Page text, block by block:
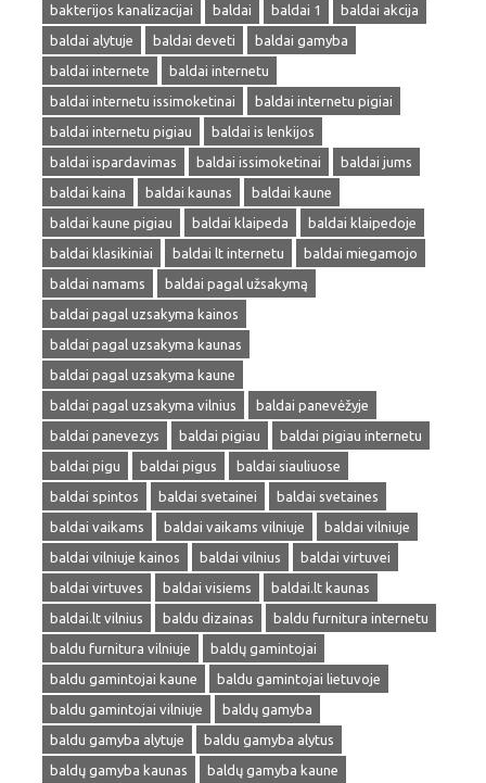
bakterijos kanalizacijai
baldai baldai 1
baldai akcija
baldai alytuje
baldai deveti
baldai gamyba
baldai internete
baldai internetu
baldai internetu issimoketinai
baldai internetu pigiai
baldai internetu pigiau
baldai is lenkijos
baldai ispardavimas
baldai issimoketinai
baldai jums
baldai kaina
baldai kaunas
baldai kaune
baldai kaune pigiau
baldai klaipeda
baldai klaipedoje
baldai klasikiniai
baldai lt internetu
baldai miegamojo
baldai namams
baldai pagal užsakymą
baldai pagal uzsakyma kainos
baldai pagal uzsakyma kaunas
baldai pagal uzsakyma kaune
baldai pagal uzsakyma vilnius
baldai panevėžyje
baldai panevezys
baldai pigiau
baldai pigiau internetu
baldai pigu
baldai pigus
baldai siauliuose
baldai spintos
baldai svetainei
baldai svetaines
baldai vaikams
baldai vaikams vilniuje
baldai vilniuje
baldai vilniuje kainos
baldai vilnius
baldai virtuvei
baldai virtuves
baldai visiems
baldai.lt kaunas
baldai.lt vilnius
baldu dizainas
baldu furnitura internetu
baldu furnitura vilniuje
baldų gamintojai
baldu gamintojai kaune
baldu gamintojai lietuvoje
baldu gamintojai vilniuje
baldų gamyba
baldu gamyba alytuje
baldu gamyba alytus
baldų gamyba kaunas
baldų gamyba kaune